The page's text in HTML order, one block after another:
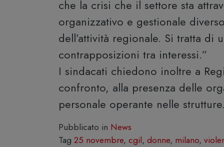
che la crisi che il settore sta
organizzativo e gestionale
dell’attività regionale. Si tratta di
contrapposizioni tra interessi.”
I sindacati chiedono inoltre a
confronto, alla presenza delle
personale operante nelle strutture.
Pubblicato in News
Tag 25 novembre, cgil, donne, milano,